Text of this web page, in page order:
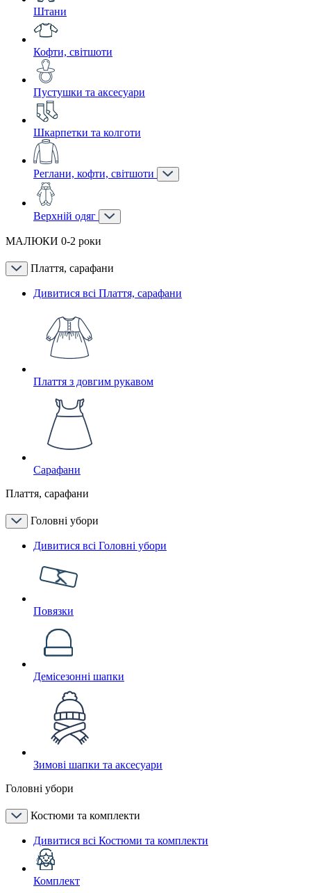
Штани
Кофти, світшоти
Пустушки та аксесуари
Шкарпетки та колготи
Реглани, кофти, світшоти
Верхній одяг
МАЛЮКИ 0-2 роки
Плаття, сарафани
Дивитися всі Плаття, сарафани
Плаття з довгим рукавом
Сарафани
Плаття, сарафани
Головні убори
Дивитися всі Головні убори
Повязки
Демісезонні шапки
Зимові шапки та аксесуари
Головні убори
Костюми та комплекти
Дивитися всі Костюми та комплекти
Комплект